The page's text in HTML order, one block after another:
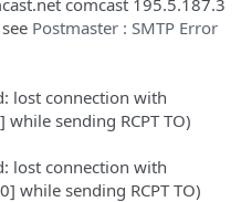
Postmaster : SMTP Error
lost connection with
sending RCPT TO)
lost connection with
while sending RCPT TO)